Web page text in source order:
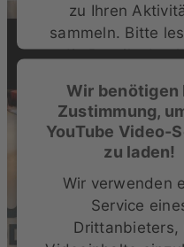
zu Ihren
sammeln. Bitte
die Details
des Service zu, um
Video
Akzeptieren
Wir benötigen
Zustimmung,
YouTube Video-
zu laden!
Wir verwenden
Service
Drittanbieters,